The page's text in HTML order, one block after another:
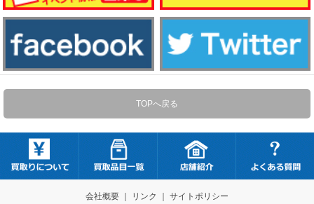
TOPへ戻る
会社概要｜ リンク サイトポリシー